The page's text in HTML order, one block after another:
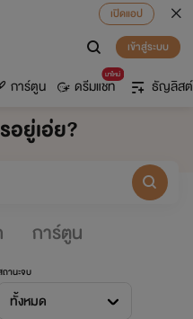
เปิดแอป
เข้าสู่ระบบ
การ์ตูน
มาใหม่
ดรีมแชท ธัญลิสต์
อยู่เอ่ย?
การ์ตูน
านะจบ
ทั้งหมด